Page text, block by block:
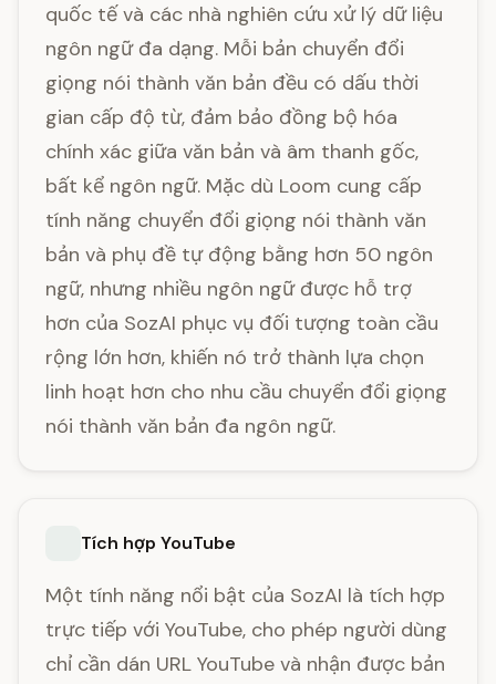
quốc tế và các nhà nghiên cứu xử lý dữ liệu
ngôn ngữ đa dạng. Mỗi bản chuyển đổi
giọng nói thành văn bản đều có dấu thời
gian cấp độ từ, đảm bảo đồng bộ hóa
chính xác giữa văn bản và âm thanh gốc,
bất kể ngôn ngữ. Mặc dù Loom cung cấp
tính năng chuyển đổi giọng nói thành văn
bản và phụ đề tự động bằng hơn 50 ngôn
ngữ, nhưng nhiều ngôn ngữ được hỗ trợ
hơn của SozAI phục vụ đối tượng toàn cầu
rộng lớn hơn, khiến nó trở thành lựa chọn
linh hoạt hơn cho nhu cầu chuyển đổi giọng
nói thành văn bản đa ngôn ngữ.
Tích hợp YouTube
Một tính năng nổi bật của SozAI là tích hợp
trực tiếp với YouTube, cho phép người dùng
chỉ cần dán URL YouTube và nhận được bản